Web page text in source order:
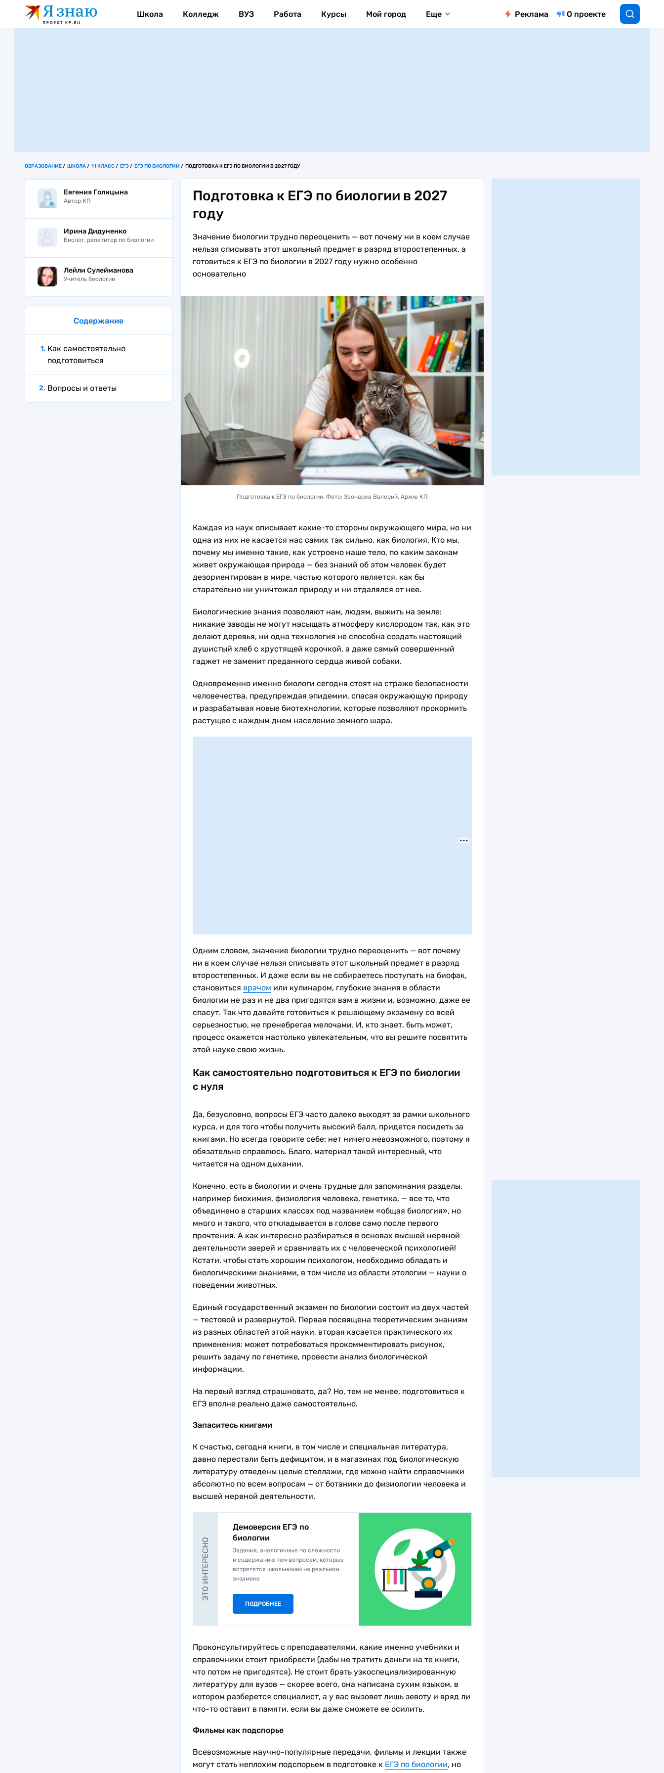
Школа Колледж ВУЗ Работа Курсы Мой город Еще Реклама О проекте
ОБРАЗОВАНИЕ ШКОЛА 11 КЛАСС ЕГЭ ЕГЭ ПО БИОЛОГИИ ПОДГОТОВКА К ЕГЭ ПО БИОЛОГИИ В 2027 ГОДУ
Евгения Голицына
Автор КП
Ирина Дидуненко
Биолог, репетитор по биологии
Лейли Сулейманова
Учитель биологии
Содержание
Как самостоятельно
подготовиться
Вопросы и ответы
Подготовка к ЕГЭ по биологии в 2027
году
Значение биологии трудно переоценить — вот почему ни в коем случае
нельзя списывать этот школьный предмет в разряд второстепенных, а
готовиться к ЕГЭ по биологии в 2027 году нужно особенно
основательно
Подготовка к ЕГЭ по биологии. Фото: Звонарев Валерий, Архив КП
Каждая из наук описывает какие-то стороны окружающего мира, но ни
одна из них не касается нас самих так сильно, как биология. Кто мы,
почему мы именно такие, как устроено наше тело, по каким законам
живет окружающая природа — без знаний об этом человек будет
дезориентирован в мире, частью которого является, как бы
старательно ни уничтожал природу и ни отдалялся от нее.
Биологические знания позволяют нам, людям, выжить на земле:
никакие заводы не могут насыщать атмосферу кислородом так, как это
делают деревья, ни одна технология не способна создать настоящий
душистый хлеб с хрустящей корочкой, а даже самый совершенный
гаджет не заменит преданного сердца живой собаки.
Одновременно именно биологи сегодня стоят на страже безопасности
человечества, предупреждая эпидемии, спасая окружающую природу
и разрабатывая новые биотехнологии, которые позволяют прокормить
растущее с каждым днем население земного шара.
Одним словом, значение биологии трудно переоценить — вот почему
ни в коем случае нельзя списывать этот школьный предмет в разряд
второстепенных. И даже если вы не собираетесь поступать на биофак,
становиться врачом или кулинаром, глубокие знания в области
биологии не раз и не два пригодятся вам в жизни и, возможно, даже ее
спасут. Так что давайте готовиться к решающему экзамену со всей
серьезностью, не пренебрегая мелочами. И, кто знает, быть может,
процесс окажется настолько увлекательным, что вы решите посвятить
этой науке свою жизнь.
Как самостоятельно подготовиться к ЕГЭ по биологии
с нуля
Да, безусловно, вопросы ЕГЭ часто далеко выходят за рамки школьного
курса, и для того чтобы получить высокий балл, придется посидеть за
книгами. Но всегда говорите себе: нет ничего невозможного, поэтому я
обязательно справлюсь. Благо, материал такой интересный, что
читается на одном дыхании.
Конечно, есть в биологии и очень трудные для запоминания разделы,
например биохимия, физиология человека, генетика, — все то, что
объединено в старших классах под названием «общая биология», но
много и такого, что откладывается в голове само после первого
прочтения. А как интересно разбираться в основах высшей нервной
деятельности зверей и сравнивать их с человеческой психологией!
Кстати, чтобы стать хорошим психологом, необходимо обладать и
биологическими знаниями, в том числе из области этологии — науки о
поведении животных.
Единый государственный экзамен по биологии состоит из двух частей
— тестовой и развернутой. Первая посвящена теоретическим знаниям
из разных областей этой науки, вторая касается практического их
применения: может потребоваться прокомментировать рисунок,
решить задачу по генетике, провести анализ биологической
информации.
На первый взгляд страшновато, да? Но, тем не менее, подготовиться к
ЕГЭ вполне реально даже самостоятельно.
Запаситесь книгами
К счастью, сегодня книги, в том числе и специальная литература,
давно перестали быть дефицитом, и в магазинах под биологическую
литературу отведены целые стеллажи, где можно найти справочники
абсолютно по всем вопросам — от ботаники до физиологии человека и
высшей нервной деятельности.
ЭТО ИНТЕРЕСНО
Демоверсия ЕГЭ по
биологии
Задания, аналогичные по сложности
и содержанию тем вопросам, которые
встретятся школьникам на реальном
экзамене
ПОДРОБНЕЕ
Проконсультируйтесь с преподавателями, какие именно учебники и
справочники стоит приобрести (дабы не тратить деньги на те книги,
что потом не пригодятся). Не стоит брать узкоспециализированную
литературу для вузов — скорее всего, она написана сухим языком, в
котором разберется специалист, а у вас вызовет лишь зевоту и вряд ли
что-то оставит в памяти, если вы даже сможете ее осилить.
Фильмы как подспорье
Всевозможные научно-популярные передачи, фильмы и лекции также
могут стать неплохим подспорьем в подготовке к ЕГЭ по биологии, но